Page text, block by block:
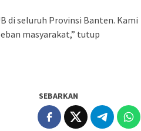
di seluruh Provinsi Banten. Kami
masyarakat,” tutup
SEBARKAN